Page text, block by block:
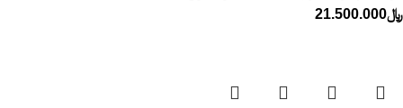
﷼21.500.000